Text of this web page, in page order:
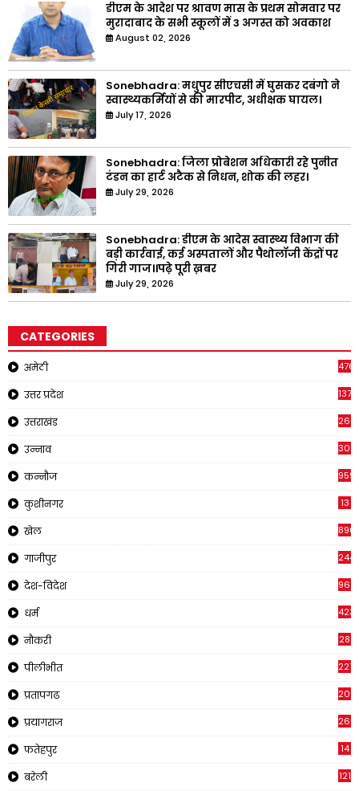
डीएम के आदेश पर श्रावण मास के प्रथम सोमवार पर
मुरादाबाद के सभी स्कूलों में 3 अगस्त को अवकाश
August 02, 2026
Sonebhadra: मधुपुर सीएचसी में घुसकर दबंगो ने
स्वास्थ्यकर्मियों से की मारपीट, अधीक्षक घायल।
July 17, 2026
Sonebhadra: जिला प्रोबेशन अधिकारी रहे पुनीत
टंडन का हार्ट अटैक से निधन, शोक की लहर।
July 29, 2026
Sonebhadra: डीएम के आदेस स्वास्थ्य विभाग की
बड़ी कार्रवाई, कई अस्पतालों और पैथोलॉजी केंद्रों पर
गिरी गाज।।पढ़े पूरी ख़बर
July 29, 2026
CATEGORIES
अमेठी
उत्तर प्रदेश 1378
उत्तराखंड
उन्नाव 308
कन्नौज 959
कुशीनगर 13
खेल 896
गाजीपुर 244
देश-विदेश 961
धर्म 423
नौकरी 28
पीलीभीत 2218
प्रतापगढ
प्रयागराज 269
फतेहपुर 14
बरेली 121